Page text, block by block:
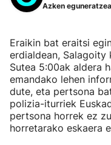
Azken eguneratzea
Eraikin bat eraitsi
erdialdean, Salagoity
Sutea 5:00ak aldera
emandako lehen
dute, eta pertsona
polizia-iturriek
pertsona horrek ez
horretarako eskaera